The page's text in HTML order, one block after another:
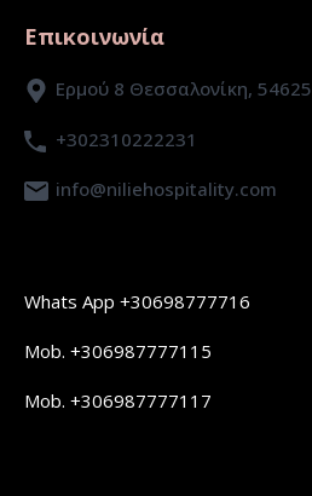
Επικοινωνία
Ερμού 8 Θεσσαλονίκη, 54625
+302310222231
info@niliehospitality.com
Whats App +30698777716
Mob. +306987777115
Mob. +306987777117